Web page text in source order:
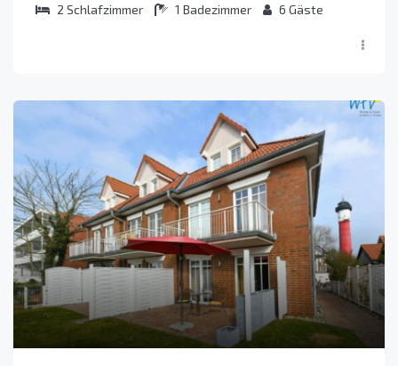
2 Schlafzimmer 1 Badezimmer 6 Gäste